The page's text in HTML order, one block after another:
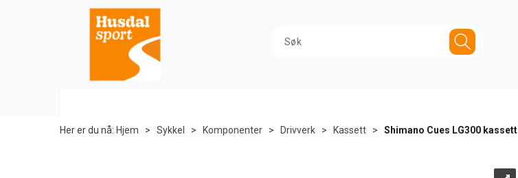
Her er du nå: Hjem > Sykkel > Komponenter > Drivverk > Kassett > Shimano Cues LG300 kassett